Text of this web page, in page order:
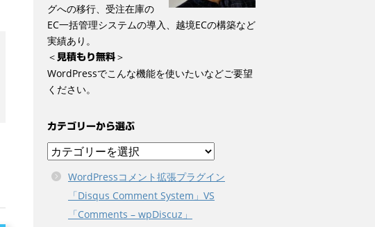
グへの移行、受注在庫の
EC一括管理システム‎の導入、越境ECの構築など
実績あり。
＜ 見積もり無料 ＞
WordPressでこんな機能を使いたいなどご要望
ください。
カテゴリーから選ぶ
カ
テ
ゴ
WordPressコメント拡張プラグイン
「Disqus Comment System」VS
「Comments – wpDiscuz」